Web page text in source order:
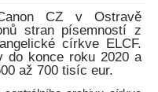
CZ v Ostravě
stran písemností z
církve ELCF.
do konce roku 2020 a
až 700 tisíc eur.